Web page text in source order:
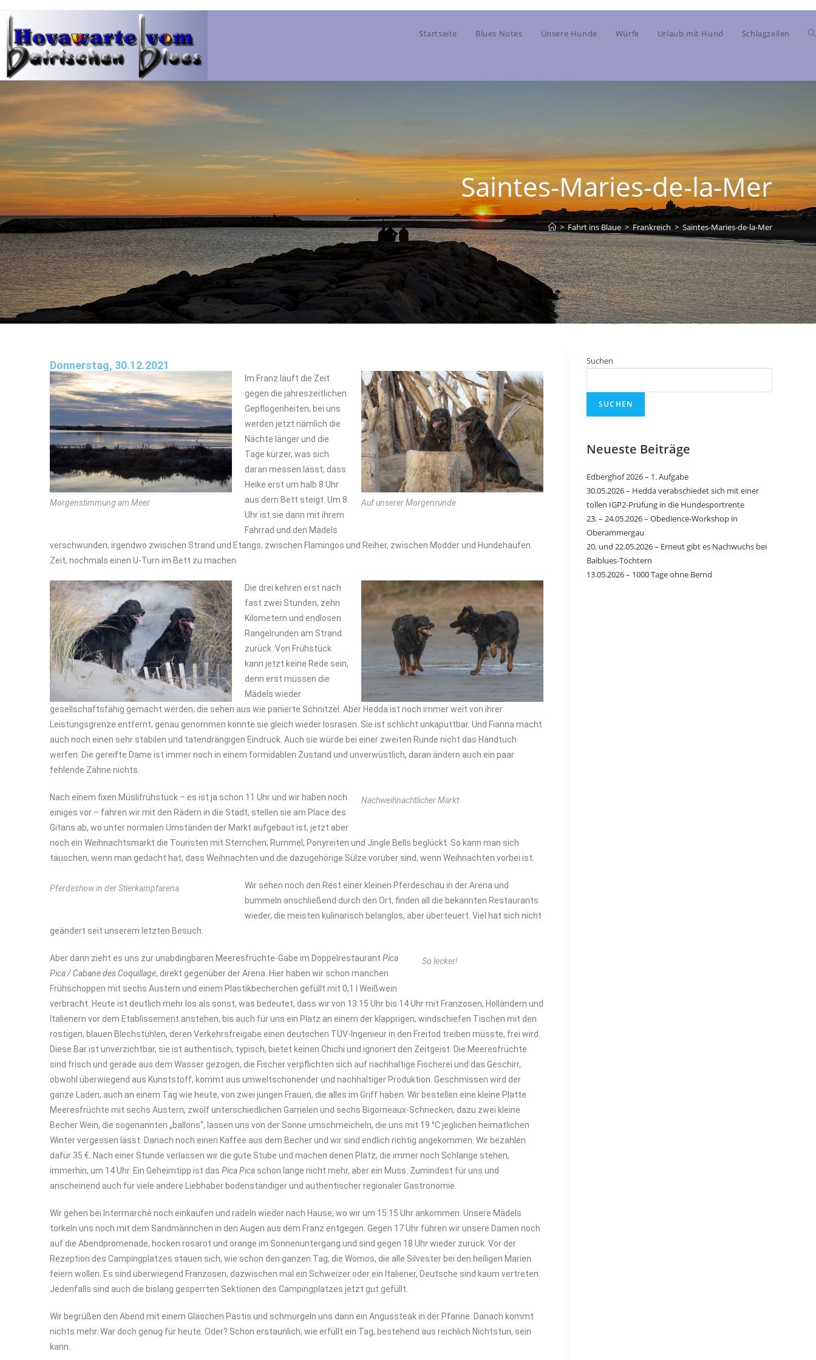
Startseite Blues Notes Unsere Hunde Würfe Urlaub mit Hund Schlagzeilen
Saintes-Maries-de-la-Mer
> Fahrt ins Blaue > Frankreich > Saintes-Maries-de-la-Mer
Donnerstag, 30.12.2021
Morgenstimmung am Meer Auf unserer Morgenrunde
Im Franz läuft die Zeit
gegen die jahreszeitlichen
Gepflogenheiten; bei uns
werden jetzt nämlich die
Nächte länger und die
Tage kürzer, was sich
daran messen lässt, dass
Heike erst um halb 8 Uhr
aus dem Bett steigt. Um 8
Uhr ist sie dann mit ihrem
Fahrrad und den Mädels
verschwunden, irgendwo zwischen Strand und Etangs, zwischen Flamingos und Reiher, zwischen Modder und Hundehaufen.
Zeit, nochmals einen U-Turn im Bett zu machen.
Die drei kehren erst nach
fast zwei Stunden, zehn
Kilometern und endlosen
Rangelrunden am Strand
zurück. Von Frühstück
kann jetzt keine Rede sein,
denn erst müssen die
Mädels wieder
gesellschaftsfähig gemacht werden; die sehen aus wie panierte Schnitzel. Aber Hedda ist noch immer weit von ihrer
Leistungsgrenze entfernt, genau genommen könnte sie gleich wieder losrasen. Sie ist schlicht unkaputtbar. Und Fianna macht
auch noch einen sehr stabilen und tatendrängigen Eindruck. Auch sie würde bei einer zweiten Runde nicht das Handtuch
werfen. Die gereifte Dame ist immer noch in einem formidablen Zustand und unverwüstlich, daran ändern auch ein paar
fehlende Zähne nichts.
Nachweihnachtlicher Markt
Nach einem fixen Müslifrühstück – es ist ja schon 11 Uhr und wir haben noch
einiges vor – fahren wir mit den Rädern in die Stadt, stellen sie am Place des
Gitans ab, wo unter normalen Umständen der Markt aufgebaut ist, jetzt aber
noch ein Weihnachtsmarkt die Touristen mit Sternchen, Rummel, Ponyreiten und Jingle Bells beglückt. So kann man sich
täuschen, wenn man gedacht hat, dass Weihnachten und die dazugehörige Sülze vorüber sind, wenn Weihnachten vorbei ist.
Pferdeshow in der Stierkampfarena
Wir sehen noch den Rest einer kleinen Pferdeschau in der Arena und
bummeln anschließend durch den Ort, finden all die bekannten Restaurants
wieder, die meisten kulinarisch belanglos, aber überteuert. Viel hat sich nicht
geändert seit unserem letzten Besuch.
So lecker!
Aber dann zieht es uns zur unabdingbaren Meeresfrüchte-Gabe im Doppelrestaurant Pica
Pica / Cabane des Coquillage, direkt gegenüber der Arena. Hier haben wir schon manchen
Frühschoppen mit sechs Austern und einem Plastikbecherchen gefüllt mit 0,1 l Weißwein
verbracht. Heute ist deutlich mehr los als sonst, was bedeutet, dass wir von 13:15 Uhr bis 14 Uhr mit Franzosen, Holländern und
Italienern vor dem Etablissement anstehen, bis auch für uns ein Platz an einem der klapprigen, windschiefen Tischen mit den
rostigen, blauen Blechstühlen, deren Verkehrsfreigabe einen deutschen TÜV-Ingenieur in den Freitod treiben müsste, frei wird.
Diese Bar ist unverzichtbar, sie ist authentisch, typisch, bietet keinen Chichi und ignoriert den Zeitgeist. Die Meeresfrüchte
sind frisch und gerade aus dem Wasser gezogen, die Fischer verpflichten sich auf nachhaltige Fischerei und das Geschirr,
obwohl überwiegend aus Kunststoff, kommt aus umweltschonender und nachhaltiger Produktion. Geschmissen wird der
ganze Laden, auch an einem Tag wie heute, von zwei jungen Frauen, die alles im Griff haben. Wir bestellen eine kleine Platte
Meeresfrüchte mit sechs Austern, zwölf unterschiedlichen Garnelen und sechs Bigorneaux-Schnecken, dazu zwei kleine
Becher Wein, die sogenannten „ballons“, lassen uns von der Sonne umschmeicheln, die uns mit 19 °C jeglichen heimatlichen
Winter vergessen lässt. Danach noch einen Kaffee aus dem Becher und wir sind endlich richtig angekommen. Wir bezahlen
dafür 35 €. Nach einer Stunde verlassen wir die gute Stube und machen denen Platz, die immer noch Schlange stehen,
immerhin, um 14 Uhr. Ein Geheimtipp ist das Pica Pica schon lange nicht mehr, aber ein Muss. Zumindest für uns und
anscheinend auch für viele andere Liebhaber bodenständiger und authentischer regionaler Gastronomie.
Wir gehen bei Intermarché noch einkaufen und radeln wieder nach Hause, wo wir um 15:15 Uhr ankommen. Unsere Mädels
torkeln uns noch mit dem Sandmännchen in den Augen aus dem Franz entgegen. Gegen 17 Uhr führen wir unsere Damen noch
auf die Abendpromenade, hocken rosarot und orange im Sonnenuntergang und sind gegen 18 Uhr wieder zurück. Vor der
Rezeption des Campingplatzes stauen sich, wie schon den ganzen Tag, die Womos, die alle Silvester bei den heiligen Marien
feiern wollen. Es sind überwiegend Franzosen, dazwischen mal ein Schweizer oder ein Italiener, Deutsche sind kaum vertreten.
Jedenfalls sind auch die bislang gesperrten Sektionen des Campingplatzes jetzt gut gefüllt.
Wir begrüßen den Abend mit einem Gläschen Pastis und schmurgeln uns dann ein Angussteak in der Pfanne. Danach kommt
nichts mehr. War doch genug für heute. Oder? Schon erstaunlich, wie erfüllt ein Tag, bestehend aus reichlich Nichtstun, sein
kann.
Suchen
SUCHEN
Neueste Beiträge
Edberghof 2026 – 1. Aufgabe
30.05.2026 – Hedda verabschiedet sich mit einer
tollen IGP2-Prüfung in die Hundesportrente
23. – 24.05.2026 – Obedience-Workshop in
Oberammergau
20. und 22.05.2026 – Erneut gibt es Nachwuchs bei
Baiblues-Töchtern
13.05.2026 – 1000 Tage ohne Bernd